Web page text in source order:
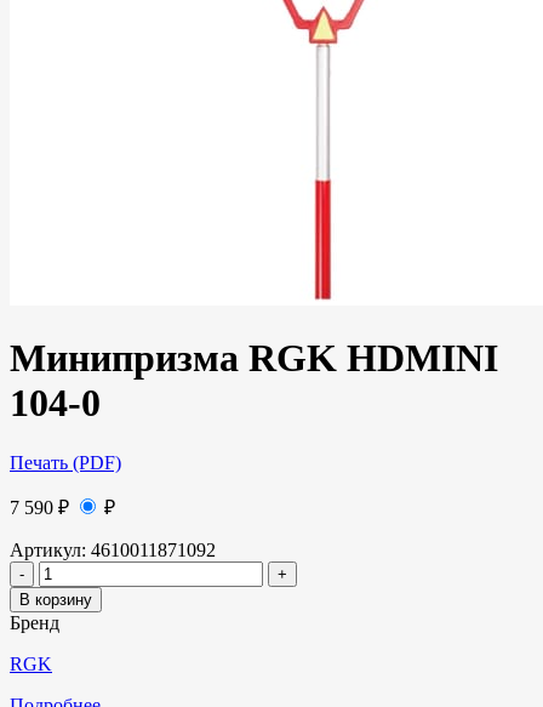
Минипризма RGK HDMINI
104-0
Печать (PDF)
7 590 ₽ ₽
Артикул: 4610011871092
В корзину
Бренд
RGK